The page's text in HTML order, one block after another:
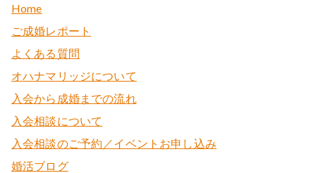
Home
ご成婚レポート
よくある質問
オハナマリッジについて
入会から成婚までの流れ
入会相談について
入会相談のご予約／イベントお申し込み
婚活ブログ